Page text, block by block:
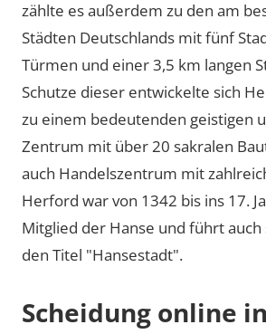
zählte es außerdem zu den am
Städten Deutschlands mit fünf
Türmen und einer 3,5 km langen
Schutze dieser entwickelte sich
zu einem bedeutenden geistigen
Zentrum mit über 20 sakralen
auch Handelszentrum mit
Herford war von 1342 bis ins 17.
Mitglied der Hanse und führt
den Titel Hansestadt .
Scheidung online